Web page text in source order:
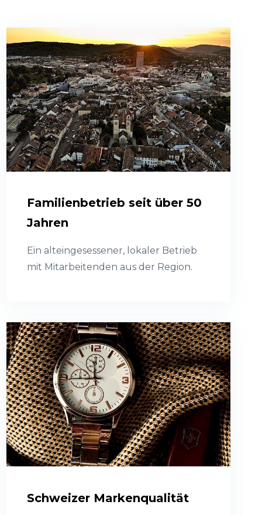
Familienbetrieb seit über 50
Jahren
Ein alteingesessener, lokaler Betrieb
mit Mitarbeitenden aus der Region.
Schweizer Markenqualität